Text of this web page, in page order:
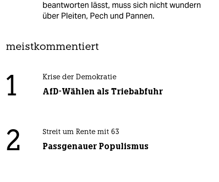
beantworten lässt, muss sich nicht wundern
über Pleiten, Pech und Pannen.
meistkommentiert
1 Krise der Demokratie
AfD-Wählen als Triebabfuhr
2 Streit um Rente mit 63
Passgenauer Populismus